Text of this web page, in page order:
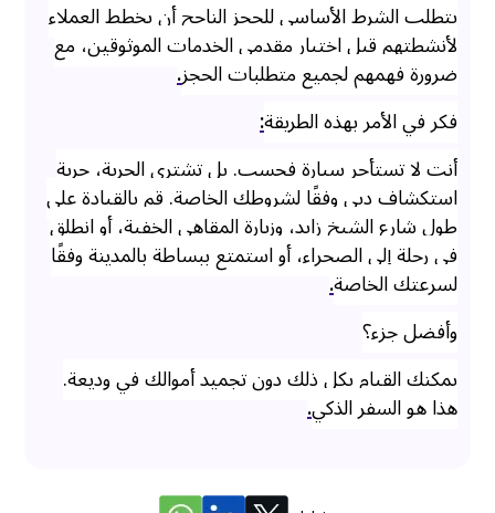
يتطلب الشرط الأساسي للحجز الناجح أن يخطط العملاء
لأنشطتهم قبل اختيار مقدمي الخدمات الموثوقين، مع
ضرورة فهمهم لجميع متطلبات الحجز.
فكر في الأمر بهذه الطريقة:
أنت لا تستأجر سيارة فحسب. بل تشتري الحرية، حرية
استكشاف دبي وفقًا لشروطك الخاصة. قم بالقيادة على
طول شارع الشيخ زايد، وزيارة المقاهي الخفية، أو انطلق
في رحلة إلى الصحراء، أو استمتع ببساطة بالمدينة وفقًا
لسرعتك الخاصة.
وأفضل جزء؟
يمكنك القيام بكل ذلك دون تجميد أموالك في وديعة.
هذا هو السفر الذكي.